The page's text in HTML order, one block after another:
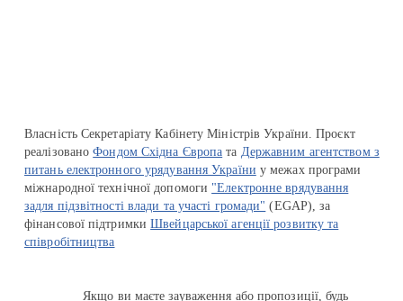
Власність Секретаріату Кабінету Міністрів України. Проєкт
реалізованоФондом Східна Європа та Державним агентством з
питань електронного урядування України у межах програми
міжнародної технічної допомоги "Електронне врядування
задля підзвітності влади та участі громади" (EGAP), за
фінансової підтримкиШвейцарської агенції розвитку та
співробітництва
Якщо ви маєте зауваження або пропозиції, будь